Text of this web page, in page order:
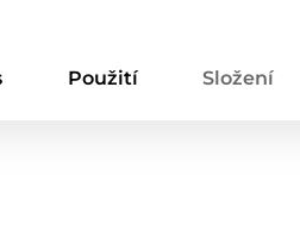
Použití Složení